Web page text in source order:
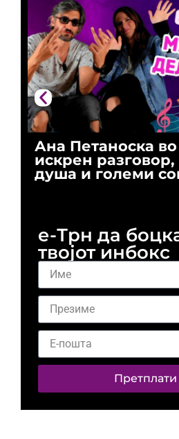
Ана Петаноска
искрен
душа и големи
е-Трн да
твојот инбокс
Претплати